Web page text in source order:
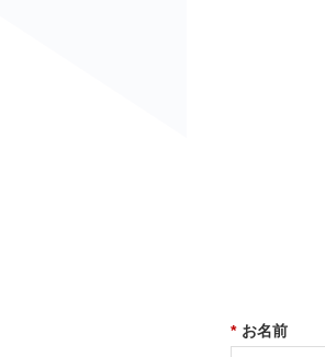
* お名前